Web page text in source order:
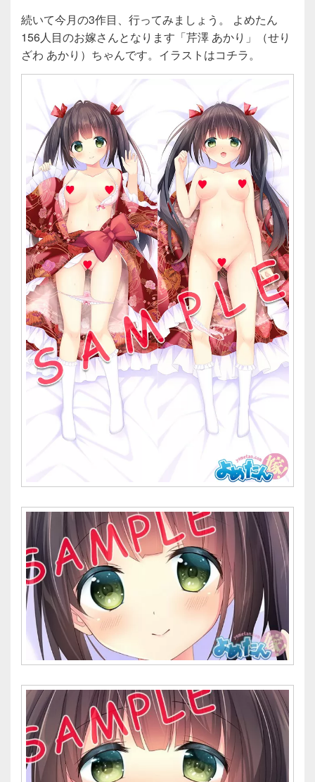
続いて今月の3作目、行ってみましょう。 よめたん
156人目のお嫁さんとなります「芹澤 あかり」（せり
ざわ あかり）ちゃんです。イラストはコチラ。